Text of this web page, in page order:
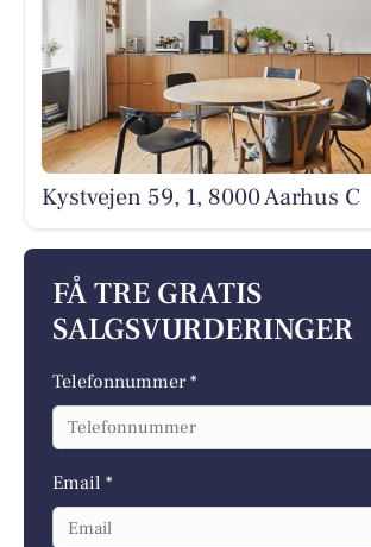
Kystvejen 59, 1, 8000 Aarhus C
FÅ TRE GRATIS
SALGSVURDERINGER
Telefonnummer *
Email *